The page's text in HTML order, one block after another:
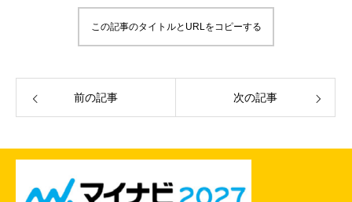
この記事のタイトルとURLをコピーする
前の記事 次の記事